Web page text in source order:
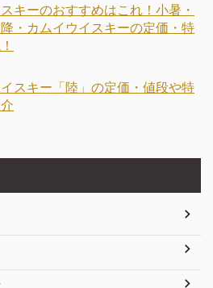
キーのおすすめはこれ！小暑・
・カムイウイスキーの定価・特
スキー「陸」の定価・値段や特